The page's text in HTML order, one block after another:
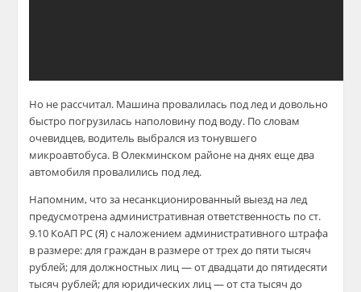
Но не рассчитал. Машина провалилась под лед и довольно
быстро погрузилась наполовину под воду. По словам
очевидцев, водитель выбрался из тонувшего
микроавтобуса. В Олекминском районе на днях еще два
автомобиля провалились под лед.
Напомним, что за несанкционированный выезд на лед
предусмотрена административная ответственность по ст.
9.10 КоАП РС (Я) с наложением административного штрафа
в размере: для граждан в размере от трех до пяти тысяч
рублей; для должностных лиц — от двадцати до пятидесяти
тысяч рублей; для юридических лиц — от ста тысяч до